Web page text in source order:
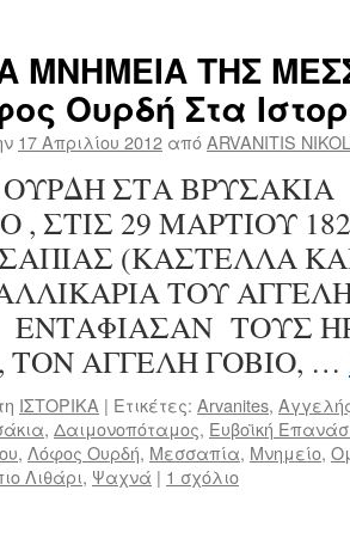
ΜΝΗΜΕΙΑ ΤΗΣ
Ουρδή Στα
17 Απριλίου 2012 απόARVANITIS
ΣΤΑ
, ΣΤΙΣ 29 ΜΑΡΤΙΟΥ
(ΚΑΣΤΕΛΛΑ
ΤΟΥ
ΤΟΥΣ
ΤΟΝ ΑΓΓΕΛΗ ΓΟΒΙΟ, …
ΙΣΤΟΡΙΚΑ | Ετικέτες: Arvanites,
, Δαιμονοπόταμος, Ευβοϊκή
, Λόφος Ουρδή, Μεσσαπία, Μνημείο,
Λιθάρι, Ψαχνά | 1 σχόλιο